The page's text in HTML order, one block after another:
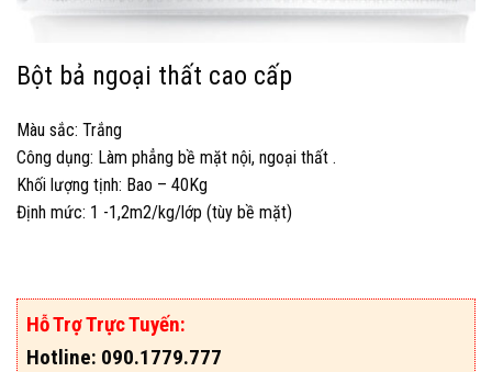
Bột bả ngoại thất cao cấp
Màu sắc: Trắng
Công dụng: Làm phẳng bề mặt nội, ngoại thất .
Khối lượng tịnh: Bao – 40Kg
Định mức: 1 -1,2m2/kg/lớp (tùy bề mặt)
Hỗ Trợ Trực Tuyến:
Hotline: 090.1779.777